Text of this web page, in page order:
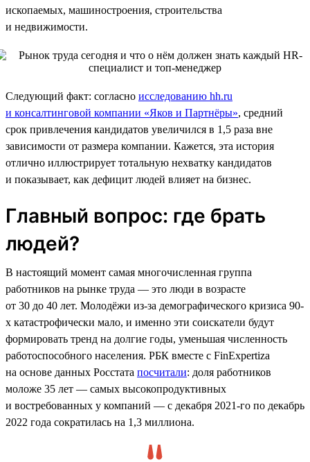
ископаемых, машиностроения, строительства
и недвижимости.
Следующий факт: согласно исследованию hh.ru
и консалтинговой компании «Яков и Партнёры», средний
срок привлечения кандидатов увеличился в 1,5 раза вне
зависимости от размера компании. Кажется, эта история
отлично иллюстрирует тотальную нехватку кандидатов
и показывает, как дефицит людей влияет на бизнес.
Главный вопрос: где брать
людей?
В настоящий момент самая многочисленная группа
работников на рынке труда — это люди в возрасте
от 30 до 40 лет. Молодёжи из-за демографического кризиса 90-
х катастрофически мало, и именно эти соискатели будут
формировать тренд на долгие годы, уменьшая численность
работоспособного населения. РБК вместе с FinExpertiza
на основе данных Росстата посчитали: доля работников
моложе 35 лет — самых высокопродуктивных
и востребованных у компаний — с декабря 2021-го по декабрь
2022 года сократилась на 1,3 миллиона.